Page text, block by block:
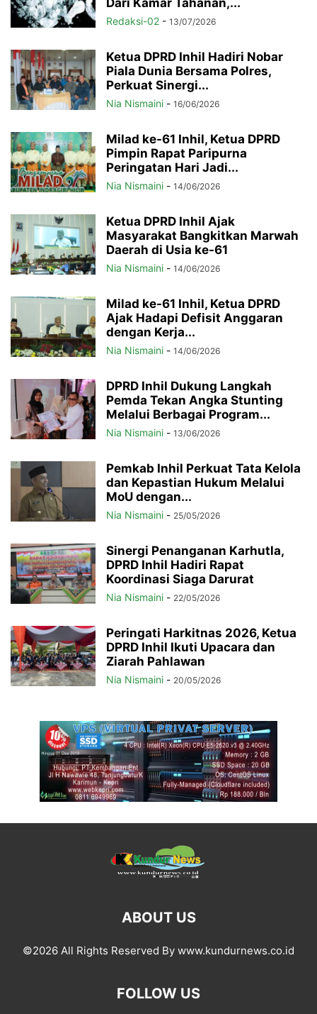
Redaksi-02 - 13/07/2026
Ketua DPRD Inhil Hadiri Nobar
Piala Dunia Bersama Polres,
Perkuat Sinergi...
Nia Nismaini - 16/06/2026
Milad ke-61 Inhil, Ketua DPRD
Pimpin Rapat Paripurna
Peringatan Hari Jadi...
Nia Nismaini - 14/06/2026
Ketua DPRD Inhil Ajak
Masyarakat Bangkitkan Marwah
Daerah di Usia ke-61
Nia Nismaini - 14/06/2026
Milad ke-61 Inhil, Ketua DPRD
Ajak Hadapi Defisit Anggaran
dengan Kerja...
Nia Nismaini - 14/06/2026
DPRD Inhil Dukung Langkah
Pemda Tekan Angka Stunting
Melalui Berbagai Program...
Nia Nismaini - 13/06/2026
Pemkab Inhil Perkuat Tata Kelola
dan Kepastian Hukum Melalui
MoU dengan...
Nia Nismaini - 25/05/2026
Sinergi Penanganan Karhutla,
DPRD Inhil Hadiri Rapat
Koordinasi Siaga Darurat
Nia Nismaini - 22/05/2026
Peringati Harkitnas 2026, Ketua
DPRD Inhil Ikuti Upacara dan
Ziarah Pahlawan
Nia Nismaini - 20/05/2026
ABOUT US
©2026 All Rights Reserved By www.kundurnews.co.id
FOLLOW US